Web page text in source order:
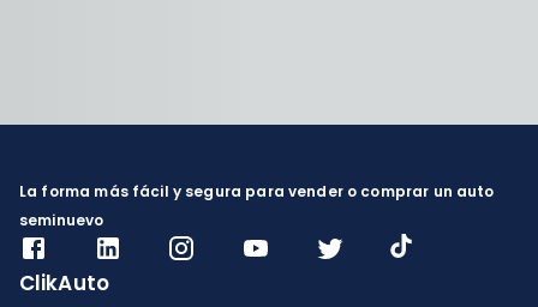
La forma más fácil y segura para vender o comprar un auto
seminuevo
ClikAuto